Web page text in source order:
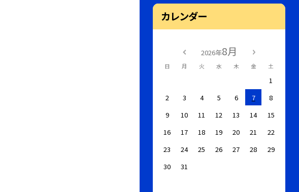
カレンダー
2026年8月
日 月 火 水 木 金 土
1
2
3 4 5 6 7
8
9
10 11 12 13 14
15
16
17 18 19 20 21
22
23
24 25 26 27 28
29
30
31